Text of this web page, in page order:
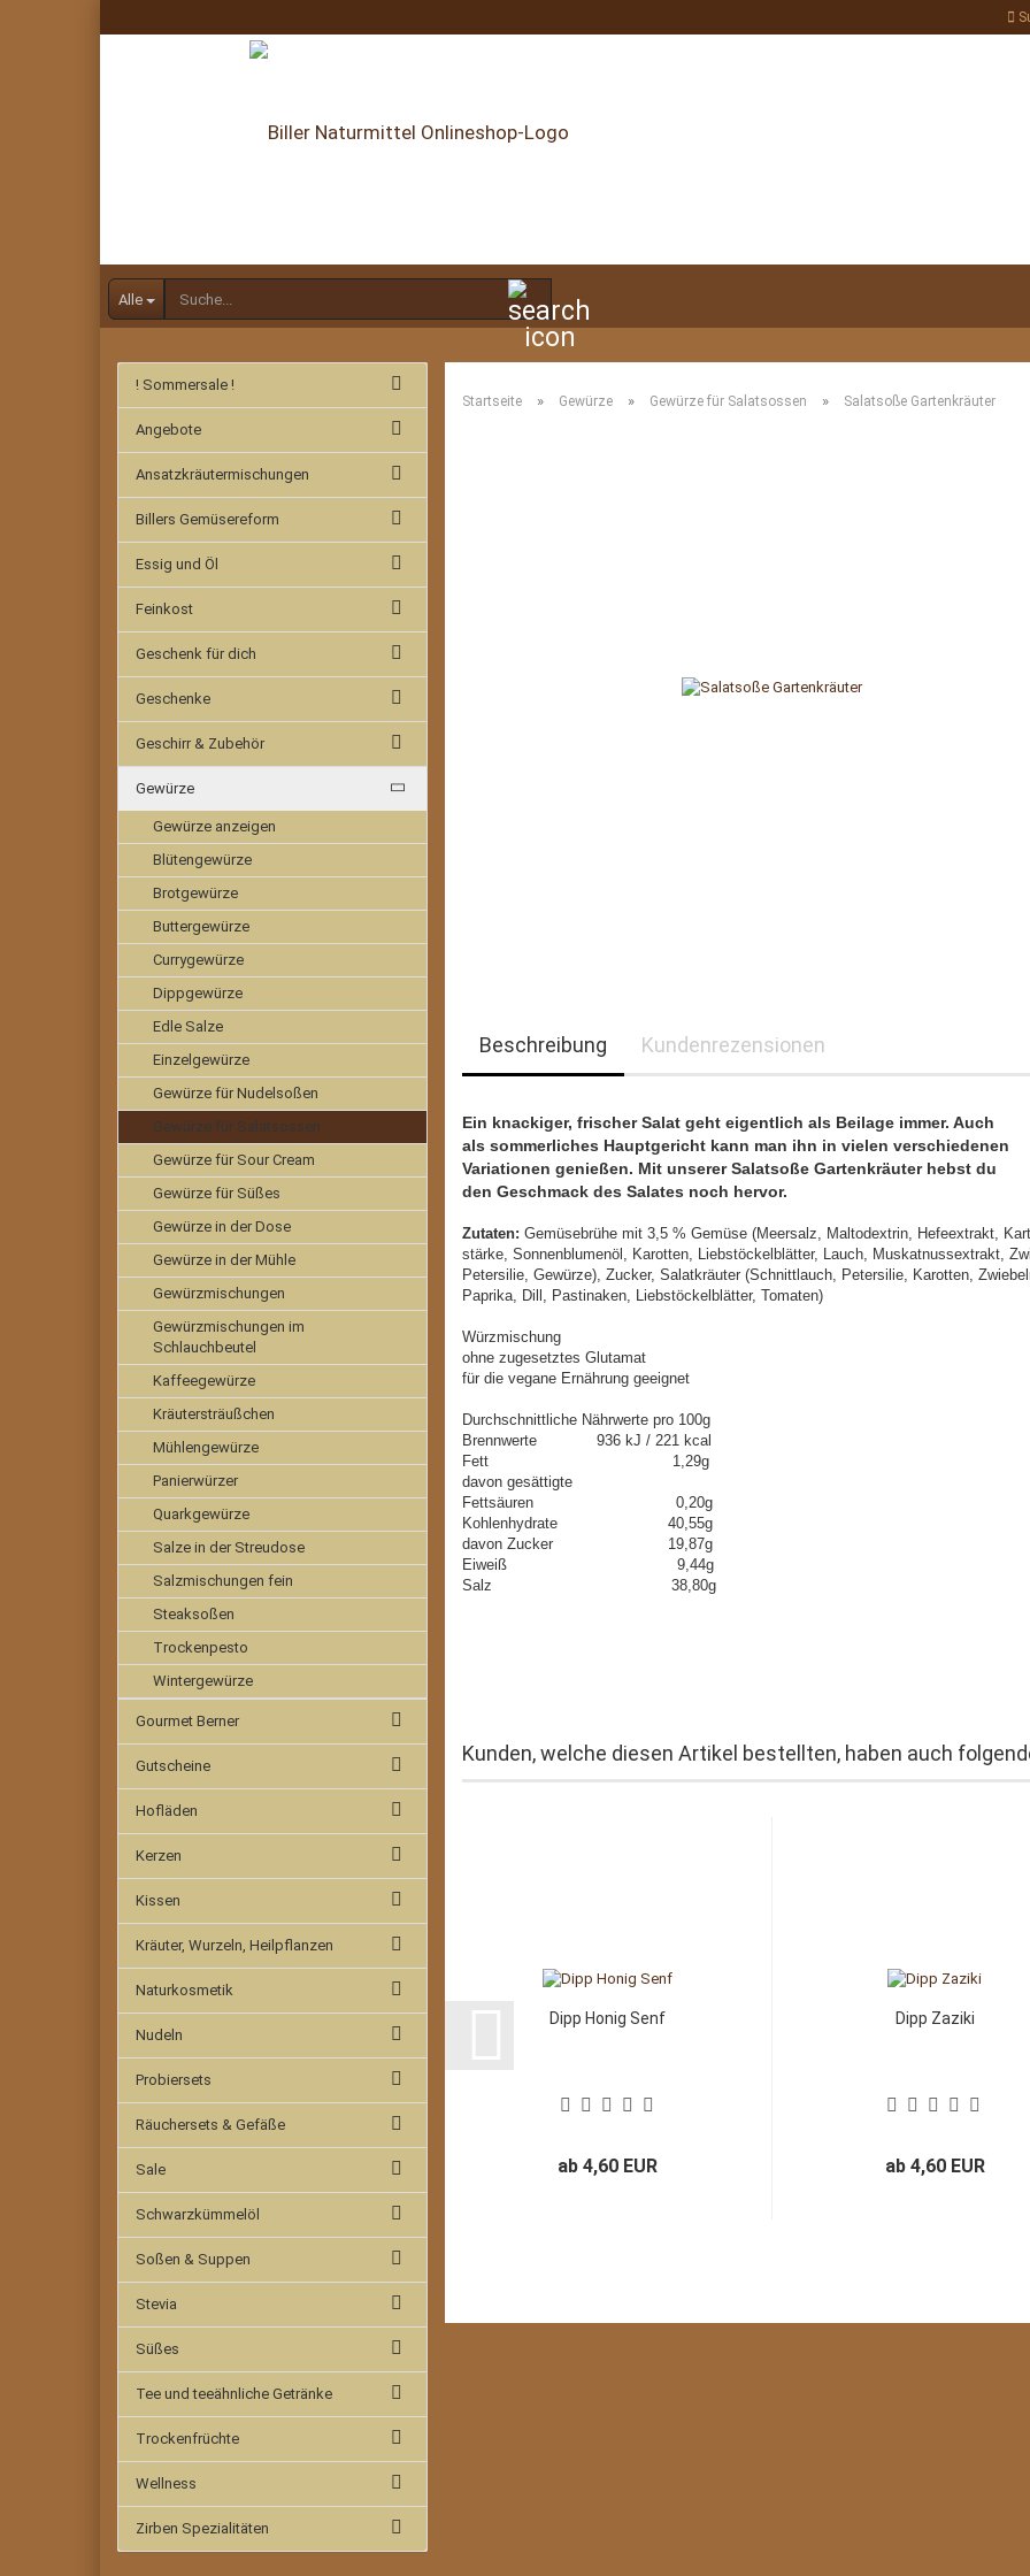
Alle
Startseite » Gewürze » Gewürze für Salatsossen » Salatsoße Gartenkräuter
Beschreibung Kundenrezensionen
Ein knackiger, frischer Salat geht eigentlich als Beilage immer. Auch
als sommerliches Hauptgericht kann man ihn in vielen verschiedenen
Variationen genießen. Mit unserer Salatsoße Gartenkräuter hebst du
den Geschmack des Salates noch hervor.
Zutaten: Gemüsebrühe mit 3,5 % Gemüse (Meersalz, Maltodextrin, Hefeextrakt,
stärke, Sonnenblumenöl, Karotten, Liebstöckelblätter, Lauch, Muskatnussextrakt,
Petersilie, Gewürze), Zucker, Salatkräuter (Schnittlauch, Petersilie, Karotten,
Paprika, Dill, Pastinaken, Liebstöckelblätter, Tomaten)
Würzmischung
ohne zugesetztes Glutamat
für die vegane Ernährung geeignet
Durchschnittliche Nährwerte pro 100g
Brennwerte 936 kJ / 221 kcal
Fett 1,29g
davon gesättigte
Fettsäuren 0,20g
Kohlenhydrate 40,55g
davon Zucker 19,87g
Eiweiß 9,44g
Salz 38,80g
Kunden, welche diesen Artikel bestellten, haben auch
Dipp Honig Senf
ab 4,60 EUR
Dipp Zaziki
ab 4,60 EUR
! Sommersale !
Angebote
Ansatzkräutermischungen
Billers Gemüsereform
Essig und Öl
Feinkost
Geschenk für dich
Geschenke
Geschirr & Zubehör
Gewürze
Gewürze anzeigen
Blütengewürze
Brotgewürze
Buttergewürze
Currygewürze
Dippgewürze
Edle Salze
Einzelgewürze
Gewürze für Nudelsoßen
Gewürze für Salatsossen
Gewürze für Sour Cream
Gewürze für Süßes
Gewürze in der Dose
Gewürze in der Mühle
Gewürzmischungen
Gewürzmischungen im
Schlauchbeutel
Kaffeegewürze
Kräutersträußchen
Mühlengewürze
Panierwürzer
Quarkgewürze
Salze in der Streudose
Salzmischungen fein
Steaksoßen
Trockenpesto
Wintergewürze
Gourmet Berner
Gutscheine
Hofläden
Kerzen
Kissen
Kräuter, Wurzeln, Heilpflanzen
Naturkosmetik
Nudeln
Probiersets
Räuchersets & Gefäße
Sale
Schwarzkümmelöl
Soßen & Suppen
Stevia
Süßes
Tee und teeähnliche Getränke
Trockenfrüchte
Wellness
Zirben Spezialitäten